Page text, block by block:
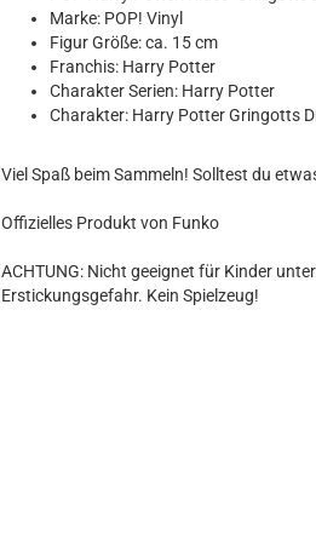
MARVEL
Movie
STAR WARS
Television
Marke: POP! Vinyl
Figur Größe: ca. 15 cm
Franchis: Harry Potter
Charakter Serien: Harry Potter
Charakter: Harry Potter Gringotts
Viel Spaß beim Sammeln! Solltest du
Offizielles Produkt von Funko
ACHTUNG: Nicht geeignet für Kinder
Erstickungsgefahr. Kein Spielzeug!